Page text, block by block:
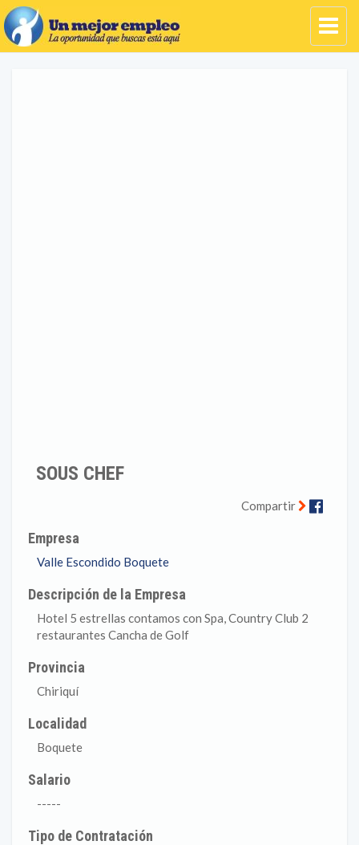
SOUS CHEF
Compartir
Empresa
Valle Escondido Boquete
Descripción de la Empresa
Hotel 5 estrellas contamos con Spa, Country Club 2
restaurantes Cancha de Golf
Provincia
Chiriquí
Localidad
Boquete
Salario
-----
Tipo de Contratación